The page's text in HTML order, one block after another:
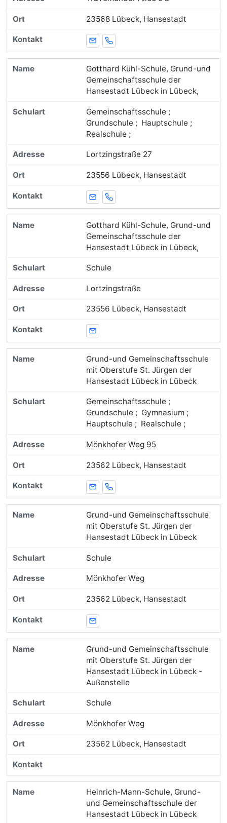
23568 Lübeck, Hansestadt
E-MailTelefon
Gotthard Kühl-Schule, Grund-und
Gemeinschaftsschule der
Hansestadt Lübeck in Lübeck,
Gemeinschaftsschule ;
Grundschule ; Hauptschule ;
Realschule ;
Lortzingstraße 27
23556 Lübeck, Hansestadt
E-MailTelefon
Gotthard Kühl-Schule, Grund-und
Gemeinschaftsschule der
Hansestadt Lübeck in Lübeck,
Schule
Lortzingstraße
23556 Lübeck, Hansestadt
E-Mail
Grund-und Gemeinschaftsschule
mit Oberstufe St. Jürgen der
Hansestadt Lübeck in Lübeck
Gemeinschaftsschule ;
Grundschule ; Gymnasium ;
Hauptschule ; Realschule ;
Mönkhofer Weg 95
23562 Lübeck, Hansestadt
E-MailTelefon
Grund-und Gemeinschaftsschule
mit Oberstufe St. Jürgen der
Hansestadt Lübeck in Lübeck
Schule
Mönkhofer Weg
23562 Lübeck, Hansestadt
E-Mail
Grund-und Gemeinschaftsschule
mit Oberstufe St. Jürgen der
Hansestadt Lübeck in Lübeck -
Außenstelle
Schule
Mönkhofer Weg
23562 Lübeck, Hansestadt
Heinrich-Mann-Schule, Grund-
und Gemeinschaftsschule der
Hansestadt Lübeck in Lübeck